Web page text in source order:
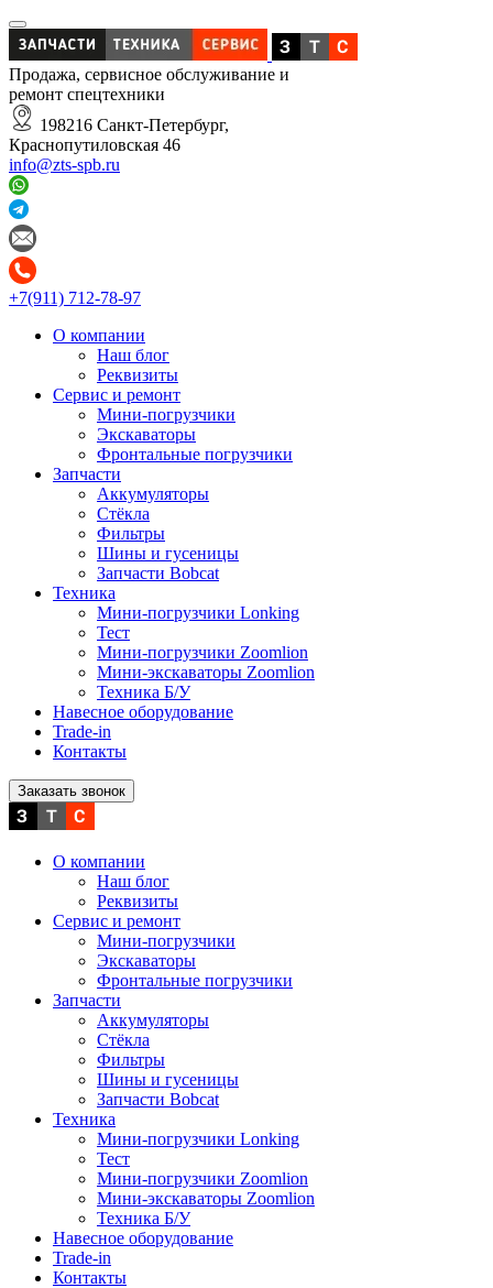
Продажа, сервисное обслуживание и
ремонт спецтехники
198216 Санкт-Петербург,
Краснопутиловская 46
info@zts-spb.ru
+7(911) 712-78-97
О компании
Наш блог
Реквизиты
Сервис и ремонт
Мини-погрузчики
Экскаваторы
Фронтальные погрузчики
Запчасти
Аккумуляторы
Стёкла
Фильтры
Шины и гусеницы
Запчасти Bobcat
Техника
Мини-погрузчики Lonking
Тест
Мини-погрузчики Zoomlion
Мини-экскаваторы Zoomlion
Техника Б/У
Навесное оборудование
Trade-in
Контакты
Заказать звонок
О компании
Наш блог
Реквизиты
Сервис и ремонт
Мини-погрузчики
Экскаваторы
Фронтальные погрузчики
Запчасти
Аккумуляторы
Стёкла
Фильтры
Шины и гусеницы
Запчасти Bobcat
Техника
Мини-погрузчики Lonking
Тест
Мини-погрузчики Zoomlion
Мини-экскаваторы Zoomlion
Техника Б/У
Навесное оборудование
Trade-in
Контакты